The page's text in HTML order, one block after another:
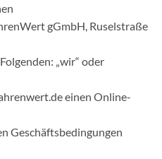
gGmbH, Ruselstraße
„wir“ oder
einen Online-
Geschäftsbedingungen